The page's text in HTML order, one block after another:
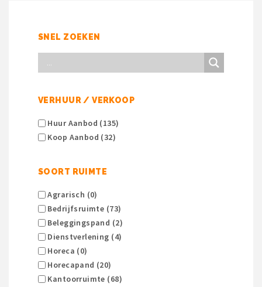
SNEL ZOEKEN
VERHUUR / VERKOOP
Huur Aanbod (135)
Koop Aanbod (32)
SOORT RUIMTE
Agrarisch (0)
Bedrijfsruimte (73)
Beleggingspand (2)
Dienstverlening (4)
Horeca (0)
Horecapand (20)
Kantoorruimte (68)